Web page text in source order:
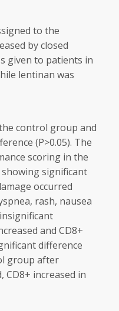
to the
by closed
given to patients in
lentinan was
control group and
(P>0.05). The
scoring in the
significant
occurred
rash, nausea
and CD8+
difference
group after
CD8+ increased in